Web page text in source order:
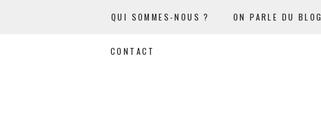
QUI SOMMES-NOUS ? ON PARLE DU BLOG
CONTACT